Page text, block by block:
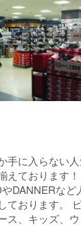
手に入らない
えております
DANNERなど
ております。
ス、キッズ、